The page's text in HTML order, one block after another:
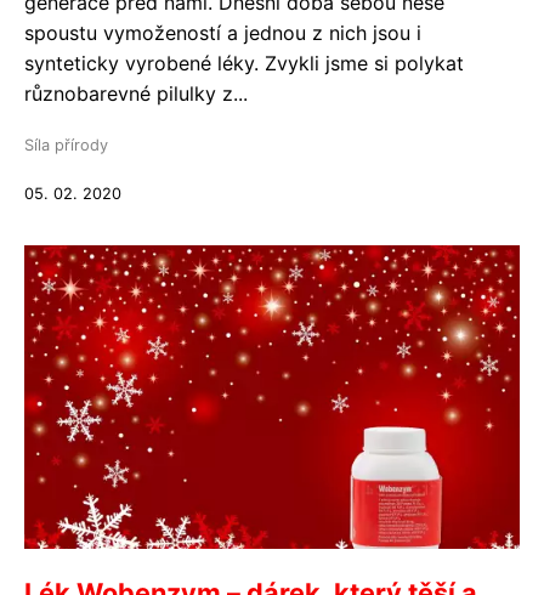
spoustu vymožeností a jednou z nich jsou i
synteticky vyrobené léky. Zvykli jsme si polykat
různobarevné pilulky z...
Síla přírody
05. 02. 2020